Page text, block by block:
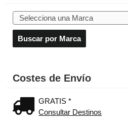
Costes de Envío
GRATIS *
Consultar Destinos